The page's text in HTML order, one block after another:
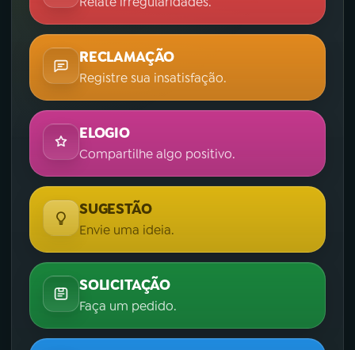
RECLAMAÇÃO
Registre sua insatisfação.
ELOGIO
Compartilhe algo positivo.
SUGESTÃO
Envie uma ideia.
SOLICITAÇÃO
Faça um pedido.